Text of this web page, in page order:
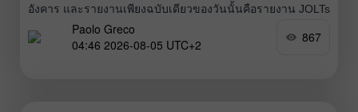
อังคาร และรายงานเพียงฉบับเดียวของวันนั้นคือรายงาน JOLTs
เกี่ยวกับจำนวนตำแหน่งงานว่างที่เปิดรับก็ไม่ได้รับความสนใจ
จากเทรดเดอร์ ผลก็คือเราพบกับการเคลื่อนไหวที่น่าเบื่อและ
Paolo Greco
04:46 2026-08-05 UTC+2
867